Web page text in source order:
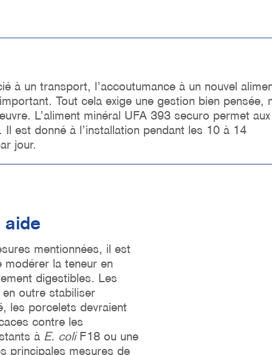
à un transport, l’accoutumance à un nouvel
Tout cela exige une gestion bien pensée,
L’aliment minéral UFA 393 securo permet aux
est donné à l’installation pendant les 10 à 14
jour.
mentionnées, il est
modérer la teneur en
digestibles. Les
outre stabiliser
les porcelets devraient
contre les
à E. coliF18 ou une
principales mesures de